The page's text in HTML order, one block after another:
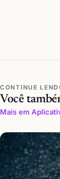
CONTINUE
Você
Mais em